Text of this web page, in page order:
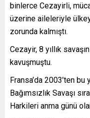
binlerce Cezayirli,
üzerine aileleriyle
zorunda kalmıştı.
Cezayir, 8 yıllık
kavuşmuştu.
Fransa’da 2003’ten
Bağımsızlık Savaşı
Harkileri anma günü